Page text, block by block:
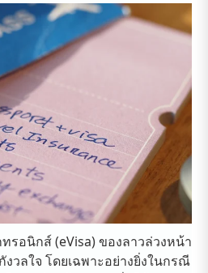
รอนิกส์ (eVisa) ของลาวล่วงหน้า
งวลใจ โดยเฉพาะอย่างยิ่งในกรณี